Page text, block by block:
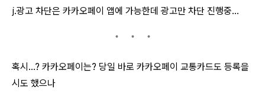
j.광고 차단은 카카오페이 앱에 가능한데 광고만 차단 진행중...
혹시...? 카카오페이는? 당일 바로 카카오페이 교통카드도 등록을
시도 했으나